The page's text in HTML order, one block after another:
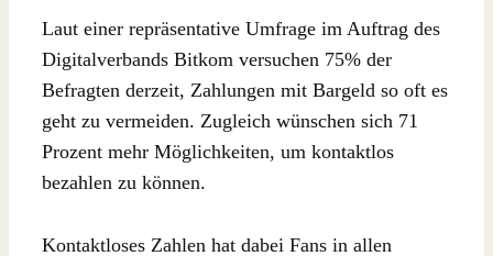
Laut einer repräsentative Umfrage im Auftrag des
Digitalverbands Bitkom versuchen 75% der
Befragten derzeit, Zahlungen mit Bargeld so oft es
geht zu vermeiden. Zugleich wünschen sich 71
Prozent mehr Möglichkeiten, um kontaktlos
bezahlen zu können.
Kontaktloses Zahlen hat dabei Fans in allen